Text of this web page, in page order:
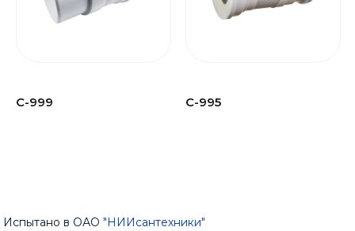
С-999 С-995
Испытано в ОАО "НИИсантехники"